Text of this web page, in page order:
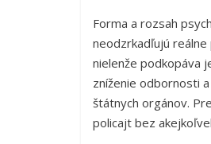
Forma a rozsah
neodzrkadľujú
nielenže podkopáva
zníženie odbornosti
štátnych orgánov.
policajt bez